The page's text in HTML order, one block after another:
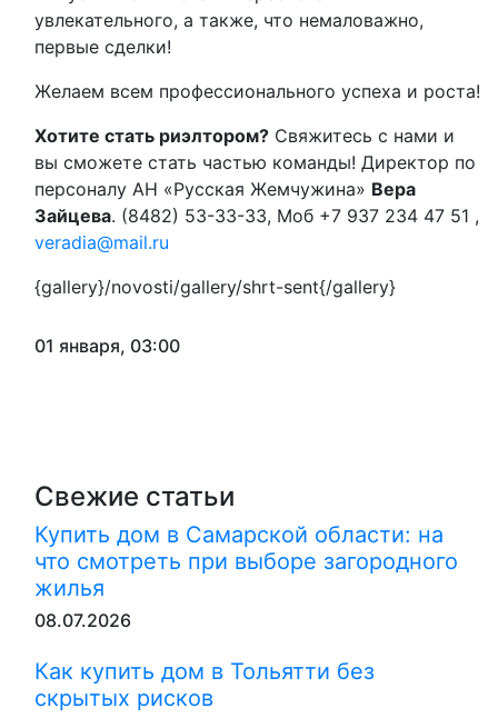
увлекательного, а также, что немаловажно,
первые сделки!
Желаем всем профессионального успеха и роста!
Хотите стать риэлтором? Свяжитесь с нами и
вы сможете стать частью команды! Директор по
персоналу АН «Русская Жемчужина» Вера
Зайцева. (8482) 53-33-33, Моб +7 937 234 47 51 ,
veradia@mail.ru
{gallery}/novosti/gallery/shrt-sent{/gallery}
01 января, 03:00
Свежие статьи
Купить дом в Самарской области: на
что смотреть при выборе загородного
жилья
08.07.2026
Как купить дом в Тольятти без
скрытых рисков